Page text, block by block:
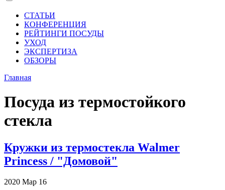
СТАТЬИ
КОНФЕРЕНЦИЯ
РЕЙТИНГИ ПОСУДЫ
УХОД
ЭКСПЕРТИЗА
ОБЗОРЫ
Главная
Посуда из термостойкого
стекла
Кружки из термостекла Walmer
Princess / "Домовой"
2020 Мар 16